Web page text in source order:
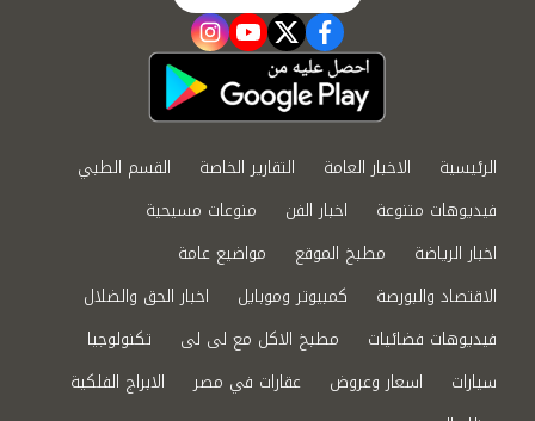
facebook
twitter
youtube
instagram
الرئيسية الاخبار العامة التقارير الخاصة
القسم الطبي
فيديوهات متنوعة
اخبار الفن
منوعات مسيحية
اخبار الرياضة
مطبخ الموقع
مواضيع عامة
الاقتصاد والبورصة
كمبيوتر وموبايل
اخبار الحق والضلال
فيديوهات فضائيات
مطبخ الاكل مع لى لى
تكنولوجيا
سيارات
اسعار وعروض عقارات في مصر
الابراج الفلكية